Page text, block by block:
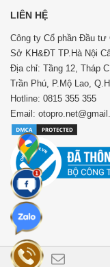
LIÊN HỆ
Công ty Cổ phần Đầu tư
Sở KH&ĐT TP.Hà Nội
Địa chỉ: Tầng 12, Tháp
Trần Phú, P.Mộ Lao,
Hotline: 0815 355 355
Email: